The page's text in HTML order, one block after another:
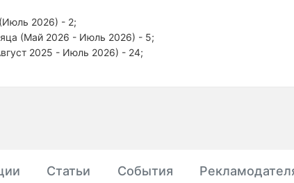
2026) - 2;
(Май 2026 - Июль 2026) - 5;
2025 - Июль 2026) - 24;
Статьи События